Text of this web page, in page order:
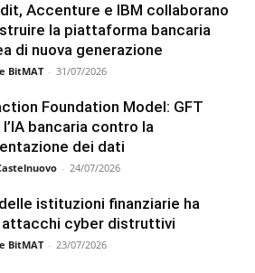
Accenture e IBM collaborano
la piattaforma bancaria
di nuova generazione
BitMAT - 31/07/2026
Foundation Model: GFT
bancaria contro la
dei dati
- 24/07/2026
istituzioni finanziarie ha
cyber distruttivi
BitMAT - 23/07/2026